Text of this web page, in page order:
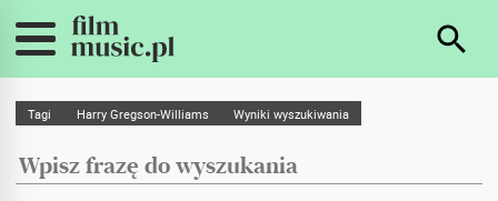
Tagi Harry Gregson-Williams Wyniki wyszukiwania